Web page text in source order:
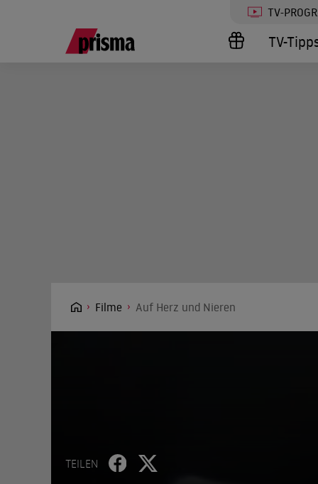
TV-
TV-
Filme Auf Herz und Nieren
TEILEN